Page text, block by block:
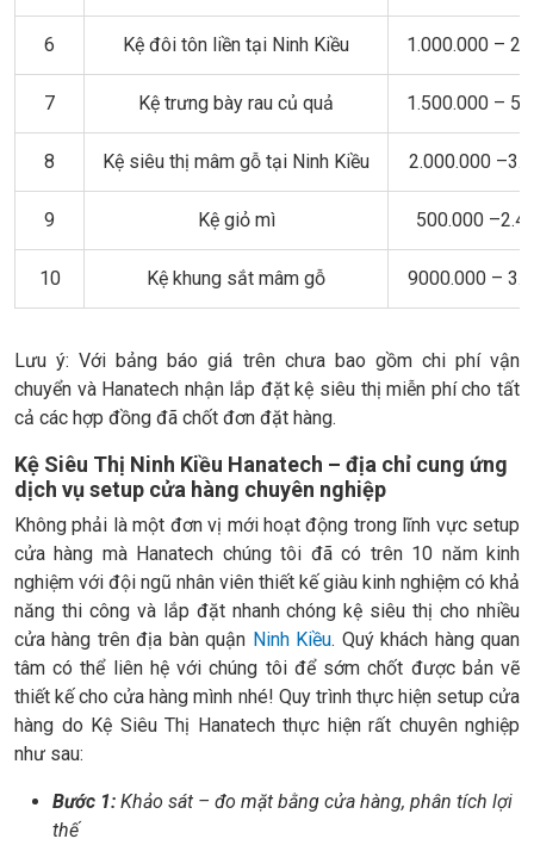
6 Kệ đôi tôn liền tại Ninh Kiều 1.000.000 –
7 Kệ trưng bày rau củ quả 1.500.000 –
8 Kệ siêu thị mâm gỗ tại Ninh Kiều 2.000.000
9 Kệ giỏ mì 500.000
10 Kệ khung sắt mâm gỗ 9000.000 –
Lưu ý: Với bảng báo giá trên chưa bao gồm chi phí vận
chuyển và Hanatech nhận lắp đặt kệ siêu thị miễn phí cho tất
cả các hợp đồng đã chốt đơn đặt hàng.
Kệ Siêu Thị Ninh Kiều Hanatech – địa chỉ cung ứng
dịch vụ setup cửa hàng chuyên nghiệp
Không phải là một đơn vị mới hoạt động trong lĩnh vực setup
cửa hàng mà Hanatech chúng tôi đã có trên 10 năm kinh
nghiệm với đội ngũ nhân viên thiết kế giàu kinh nghiệm có khả
năng thi công và lắp đặt nhanh chóng kệ siêu thị cho nhiều
cửa hàng trên địa bàn quận Ninh Kiều. Quý khách hàng quan
tâm có thể liên hệ với chúng tôi để sớm chốt được bản vẽ
thiết kế cho cửa hàng mình nhé! Quy trình thực hiện setup cửa
hàng do Kệ Siêu Thị Hanatech thực hiện rất chuyên nghiệp
như sau:
Bước 1: Khảo sát – đo mặt bằng cửa hàng, phân tích lợi
thế